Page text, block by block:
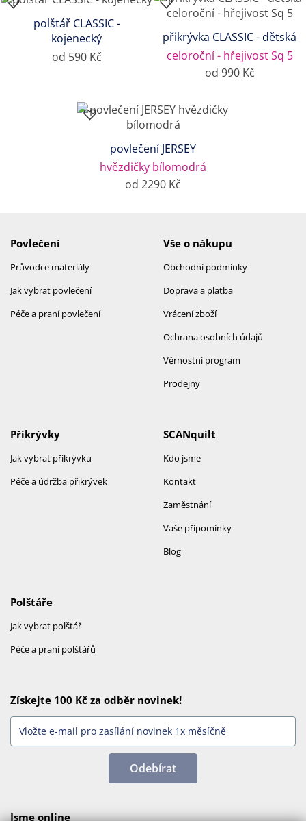
polštář CLASSIC -
kojenecký
od 590 Kč
přikrývka CLASSIC - dětská
celoroční - hřejivost Sq 5
od 990 Kč
povlečení JERSEY
hvězdičky bílomodrá
od 2290 Kč
Povlečení
Průvodce materiály
Jak vybrat povlečení
Péče a praní povlečení
Vše o nákupu
Obchodní podmínky
Doprava a platba
Vrácení zboží
Ochrana osobních údajů
Věrnostní program
Prodejny
SCANquilt
Kdo jsme
Kontakt
Zaměstnání
Vaše připomínky
Blog
Přikrývky
Jak vybrat přikrývku
Péče a údržba přikrývek
Polštáře
Jak vybrat polštář
Péče a praní polštářů
Získejte 100 Kč za odběr novinek!
Odebírat
Jsme online